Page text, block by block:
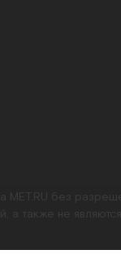
MET.RU без
также не